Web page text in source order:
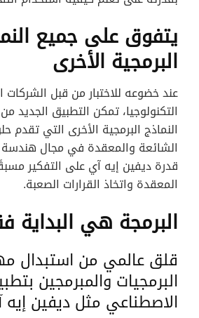
يتفوق على جميع
البرمجية الأخرى
عند خضوعه للاختبار من قبل الشركات
التكنولوجيا، تمكن التطبيق الجديد
النماذج البرمجية الأخرى التي تقدم
الشائعة والمعقدة في مجال هندسة
قدرة ديفين إيه آي على التفكير
المعقدة واتخاذ القرارات الصعبة.
البرمجة هي البداية
قلق عالمي من استبدال
البرمجيات والمبرمجين
الاصطناعي مثل ديفين إيه